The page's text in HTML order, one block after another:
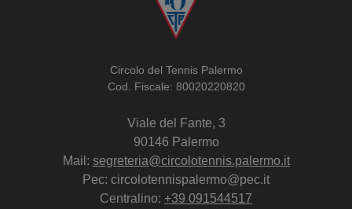
Circolo del Tennis Palermo
Cod. Fiscale: 80020220820
Viale del Fante, 3
90146 Palermo
Mail: segreteria@circolotennis.palermo.it
Pec: circolotennispalermo@pec.it
Centralino: +39 091544517